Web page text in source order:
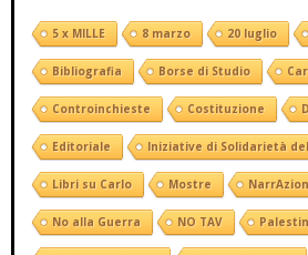
5 x MILLE 8 marzo 20 luglio
Bibliografia Borse di Studio
Controinchieste Costituzione
Editoriale Iniziative di Solidarietà
Libri su Carlo Mostre
No alla Guerra NO TAV